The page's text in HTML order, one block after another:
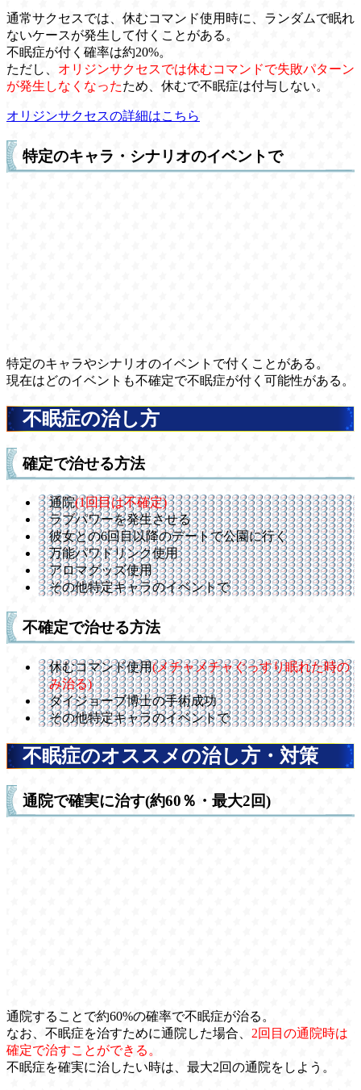
通常サクセスでは、休むコマンド使用時に、ランダムで眠れ
ないケースが発生して付くことがある。
不眠症が付く確率は約20%。
ただし、 オリジンサクセスでは休むコマンドで失敗パターン
が発生しなくなったため、休むで不眠症は付与しない。
オリジンサクセスの詳細はこちら
特定のキャラ・シナリオのイベントで
特定のキャラやシナリオのイベントで付くことがある。
現在はどのイベントも不確定で不眠症が付く可能性がある。
不眠症の治し方
確定で治せる方法
通院(1回目は不確定)
ラブパワーを発生させる
彼女との6回目以降のデートで公園に行く
万能パワドリンク使用
アロマグッズ使用
その他特定キャラのイベントで
不確定で治せる方法
休むコマンド使用(メチャメチャぐっすり眠れた時の
み治る)
ダイジョーブ博士の手術成功
その他特定キャラのイベントで
不眠症のオススメの治し方・対策
通院で確実に治す(約60％・最大2回)
通院することで約60%の確率で不眠症が治る。
なお、不眠症を治すために通院した場合、 2回目の通院時は
確定で治すことができる。
不眠症を確実に治したい時は、最大2回の通院をしよう。